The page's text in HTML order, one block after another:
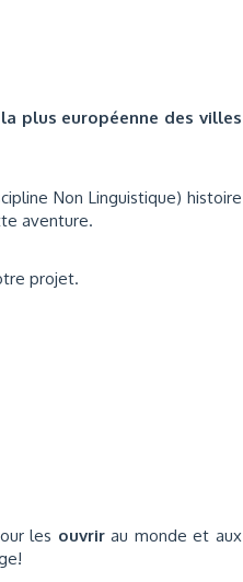
plus européenne des villes
Non Linguistique) histoire
aventure.
projet.
les ouvrirau monde et aux